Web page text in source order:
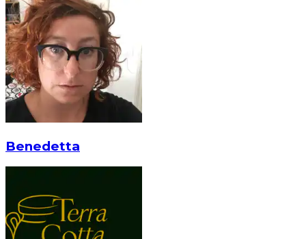
Benedetta